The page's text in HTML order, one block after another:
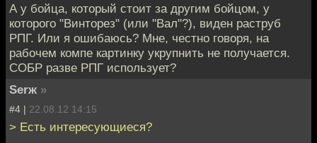
А у бойца, который стоит за другим бойцом, у
которого "Винторез" (или "Вал"?), виден раструб
РПГ. Или я ошибаюсь? Мне, честно говоря, на
рабочем компе картинку укрупнить не получается.
СОБР разве РПГ использует?
Serж »
#4 | 22.08.12 14:15
> Есть интересующиеся?